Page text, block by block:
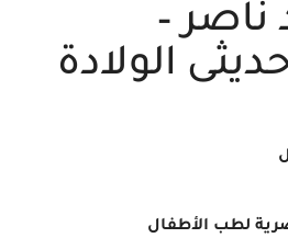
ناصر –
الولادة
لطب الأطفال